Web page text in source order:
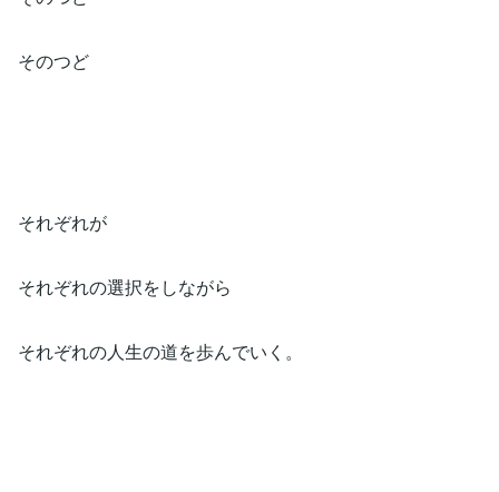
そのつど⁡
それぞれが⁡
それぞれの選択をしながら⁡
それぞれの人生の道を歩んでいく。⁡